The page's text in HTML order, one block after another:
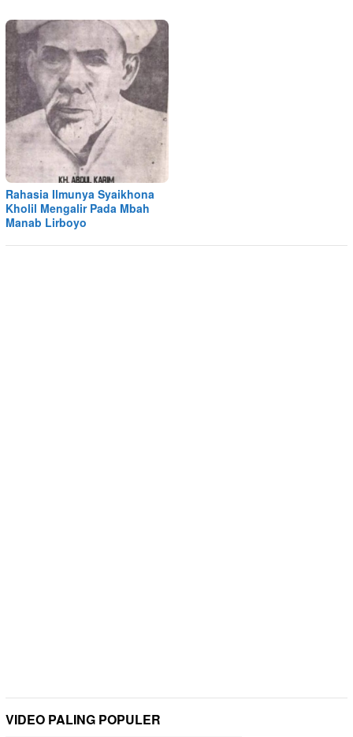
Rahasia Ilmunya Syaikhona
Kholil Mengalir Pada Mbah
Manab Lirboyo
VIDEO PALING POPULER